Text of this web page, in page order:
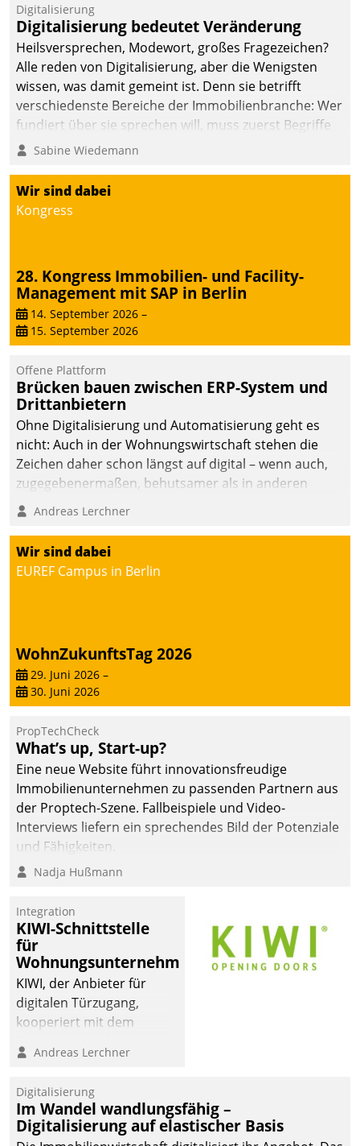
Quartier. Dazwischen
zeigte Datatrain, was es
Neues zu bieten hat.
Digitalisierung
Digitalisierung bedeutet Veränderung
Heilsversprechen, Modewort, großes Fragezeichen?
Alle reden von Digitalisierung, aber die Wenigsten
wissen, was damit gemeint ist. Denn sie betrifft
verschiedenste Bereiche der Immobilienbranche: Wer
fundiert über sie sprechen will, muss zuerst Begriffe
klären. Ein Aspekt ist die betriebliche Optimierung:
Einsparungen durch optimierte und automatisierte
Prozesse. Doch man darf nicht zu viel erwarten: Allein
mit der Einführung einer neuen Software ist es nicht
und zu verändern.
Sabine Wiedemann
Wir sind dabei
Kongress
28. Kongress Immobilien- und Facility-
Management mit SAP in Berlin
14. September 2026 –
15. September 2026
Offene Plattform
Brücken bauen zwischen ERP-System und
Drittanbietern
Ohne Digitalisierung und Automatisierung geht es
nicht: Auch in der Wohnungswirtschaft stehen die
Zeichen daher schon längst auf digital – wenn auch,
zugegebenermaßen, behutsamer als in anderen
Branchen.
Andreas Lerchner
Wir sind dabei
EUREF Campus in Berlin
WohnZukunftsTag 2026
29. Juni 2026 –
30. Juni 2026
PropTechCheck
What’s up, Start-up?
Eine neue Website führt innovationsfreudige
Immobilienunternehmen zu passenden Partnern aus
der Proptech-Szene. Fallbeispiele und Video-
Interviews liefern ein sprechendes Bild der Potenziale
und Fähigkeiten.
Nadja Hußmann
Integration
KIWI-Schnittstelle
für
Wohnungsunternehmen
KIWI, der Anbieter für
digitalen Türzugang,
kooperiert mit dem
Softwareentwicklungshaus
Andreas Lerchner
Digitalisierung
Im Wandel wandlungsfähig –
Digitalisierung auf elastischer Basis